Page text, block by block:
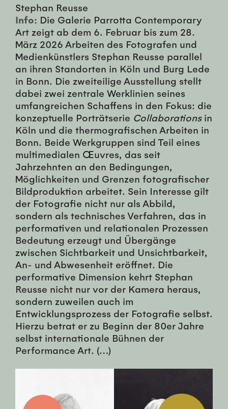
Stephan Reusse
Info: Die Galerie Parrotta Contemporary
Art zeigt ab dem 6. Februar bis zum 28.
März 2026 Arbeiten des Fotografen und
Medienkünstlers Stephan Reusse parallel
an ihren Standorten in Köln und Burg Lede
in Bonn. Die zweiteilige Ausstellung stellt
dabei zwei zentrale Werklinien seines
umfangreichen Schaffens in den Fokus: die
konzeptuelle Porträtserie Collaborations in
Köln und die thermografischen Arbeiten in
Bonn. Beide Werkgruppen sind Teil eines
multimedialen Œuvres, das seit
Jahrzehnten an den Bedingungen,
Möglichkeiten und Grenzen fotografischer
Bildproduktion arbeitet. Sein Interesse gilt
der Fotografie nicht nur als Abbild,
sondern als technisches Verfahren, das in
performativen und relationalen Prozessen
Bedeutung erzeugt und Übergänge
zwischen Sichtbarkeit und Unsichtbarkeit,
An- und Abwesenheit eröffnet. Die
performative Dimension kehrt Stephan
Reusse nicht nur vor der Kamera heraus,
sondern zuweilen auch im
Entwicklungsprozess der Fotografie selbst.
Hierzu betrat er zu Beginn der 80er Jahre
selbst internationale Bühnen der
Performance Art. (…)